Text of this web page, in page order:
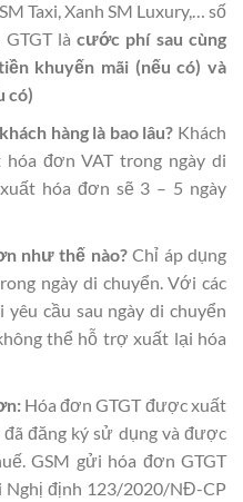
Taxi, Xanh SM Luxury,… số
làcước phí sau cùng
khuyến mãi (nếu có) và
có)
hàng là bao lâu? Khách
đơn VAT trong ngày di
hóa đơn sẽ 3 – 5 ngày
như thế nào?Chỉ áp dụng
ngày di chuyển. Với các
cầu sau ngày di chuyển
thể hỗ trợ xuất lại hóa
Hóa đơn GTGT được xuất
đăng ký sử dụng và được
GSM gửi hóa đơn GTGT
Nghị định 123/2020/NĐ-CP